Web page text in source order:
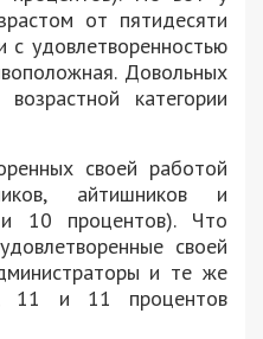
от пятидесяти
удовлетворенностью
Довольных
категории
своей работой
айтишников и
10 процентов). Что
своей
и те же
11 и 11 процентов